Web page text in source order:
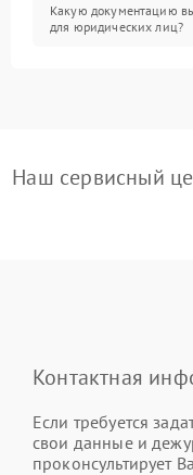
Какую документацию
для юридических лиц?
Наш сервисный
Контактная
Если требуется
свои данные и
проконсультирует